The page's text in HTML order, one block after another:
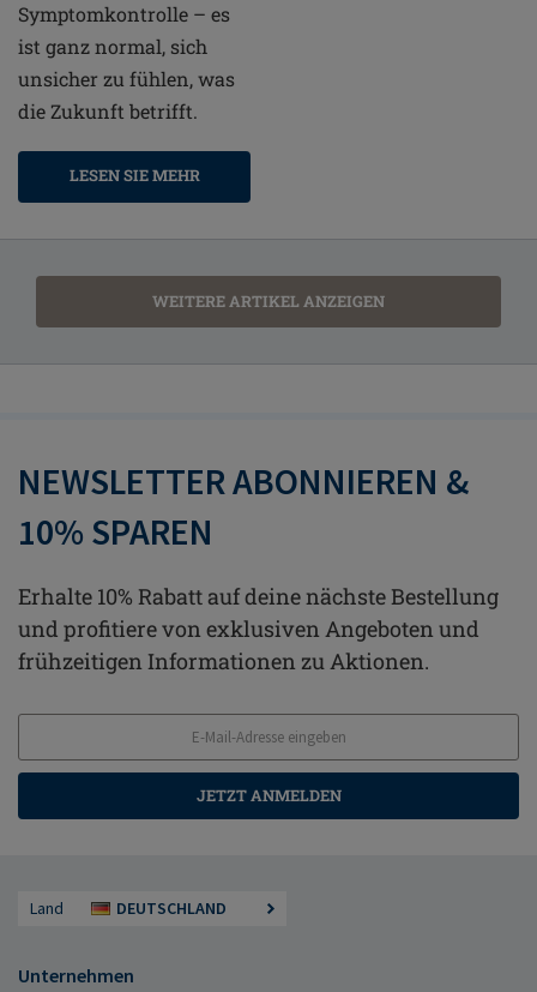
Symptomkontrolle – es
ist ganz normal, sich
unsicher zu fühlen, was
die Zukunft betrifft.
LESEN SIE MEHR
WEITERE ARTIKEL ANZEIGEN
NEWSLETTER ABONNIEREN &
10% SPAREN
Erhalte 10% Rabatt auf deine nächste Bestellung
und profitiere von exklusiven Angeboten und
frühzeitigen Informationen zu Aktionen.
JETZT ANMELDEN
Land DEUTSCHLAND
Unternehmen